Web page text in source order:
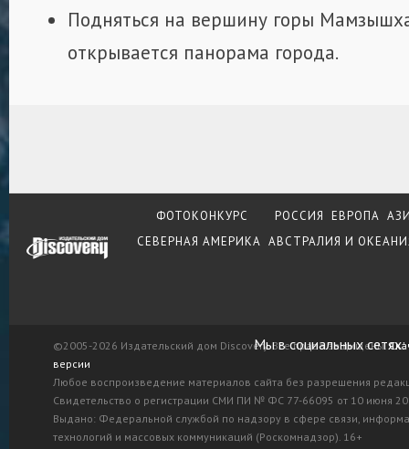
Подняться на вершину горы
открывается панорама города.
ФОТОКОНКУРС РОССИЯ ЕВРОПА
СЕВЕРНАЯ АМЕРИКА АВСТРАЛИЯ И
©2005-2026 Издательский дом Discovery. Все права защищены.
версии
Любое воспроизведение материалов сайта без разрешения
Свидетельство о регистрации СМИ ПИ № ФС 77-66095 от 10 июня
Выдано: Федеральной службой по надзору в сфере связи,
технологий и массовых коммуникаций (Роскомнадзор). 16+
Мы в социальных сетях: